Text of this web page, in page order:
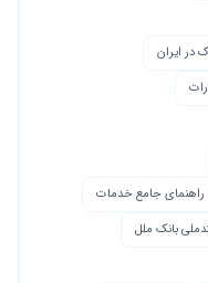
در ایران
بانک ملل